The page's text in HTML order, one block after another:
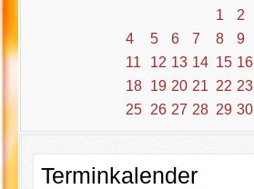
1
2
4
5 6 7 8 9
11
12 13 14 15 16
18 19 20 21 22 23
25 26 27 28 29 30
Terminkalender